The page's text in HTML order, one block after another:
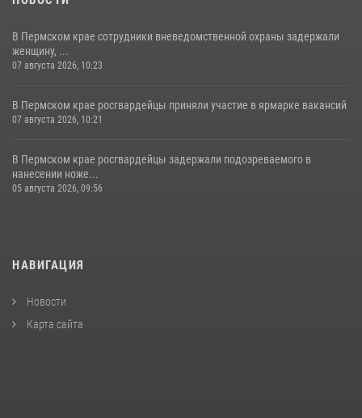
В Пермском крае сотрудники вневедомственной охраны задержали
женщину, ...
07 августа 2026, 10:23
В Пермском крае росгвардейцы приняли участие в ярмарке вакансий
07 августа 2026, 10:21
В Пермском крае росгвардейцы задержали подозреваемого в
нанесении ноже...
05 августа 2026, 09:56
НАВИГАЦИЯ
Новости
Карта сайта